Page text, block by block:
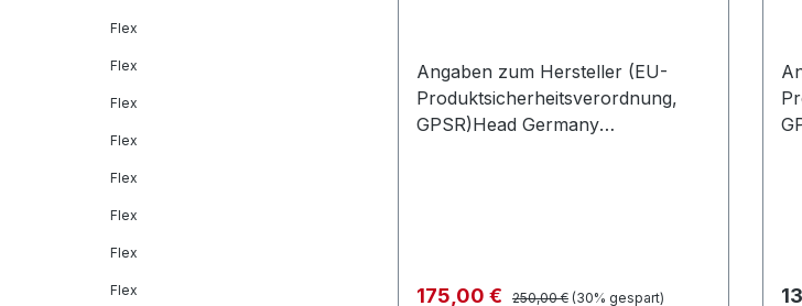
Flex
Flex
Flex
Flex
Flex
Flex
Flex
Flex
Angaben zum Hersteller (EU-
Produktsicherheitsverordnung,
GPSR)Head Germany
Verkaufspreis:
175,00 € Regulärer Preis:
250,00 € (30% gespart)